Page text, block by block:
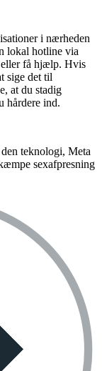
i nærheden
lokal hotline via
eller få hjælp. Hvis
sige det til
at du stadig
hårdere ind.
teknologi, Meta
sexafpresning